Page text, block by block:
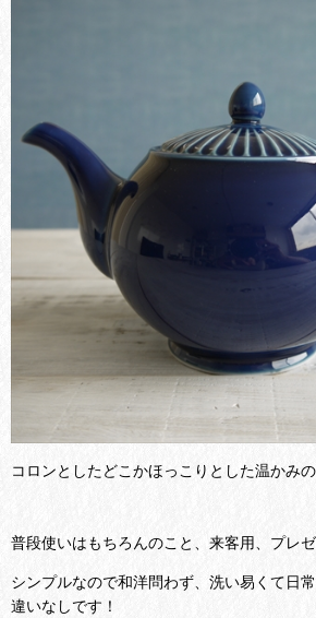
コロンとしたどこかほっこりとした温かみの
普段使いはもちろんのこと、来客用、プレ
シンプルなので和洋問わず、洗い易くて日
違いなしです！